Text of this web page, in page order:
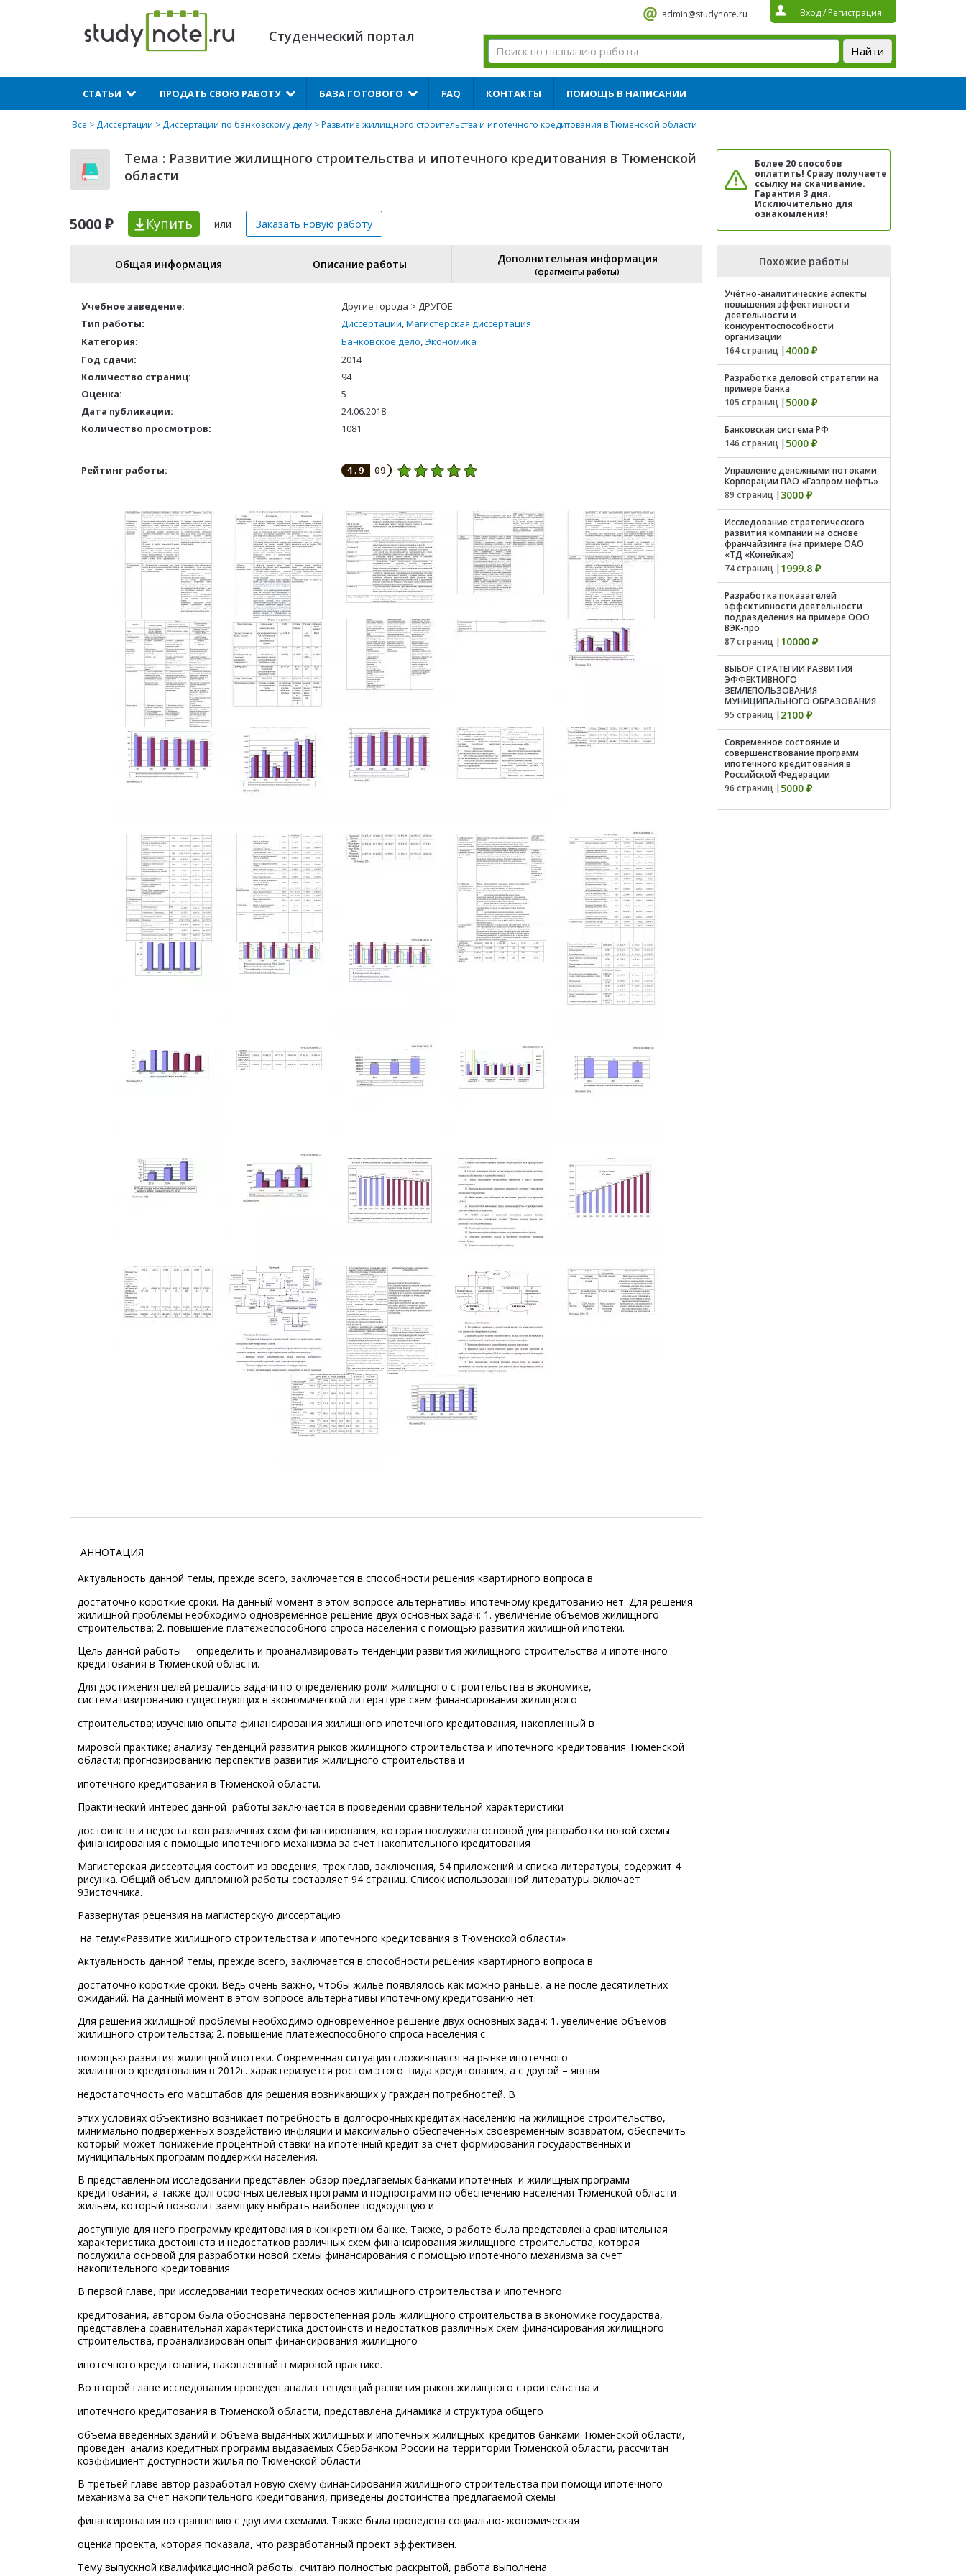
Студенческий портал
admin@studynote.ru Вход/ Регистрация
СТАТЬИ ПРОДАТЬ СВОЮ РАБОТУ БАЗА ГОТОВОГО FAQ КОНТАКТЫ ПОМОЩЬ В НАПИСАНИИ
Все > Диссертации > Диссертации по банковскому делу > Развитие жилищного строительства и ипотечного кредитования в Тюменской области
Тема : Развитие жилищного строительства и ипотечного кредитования в Тюменской
области
5000 ₽ Купить или Заказать новую работу
Более 20 способов
оплатить! Сразу получаете
ссылку на скачивание.
Гарантия 3 дня.
Исключительно для
ознакомления!
Общая информация Описание работы Дополнительная информация
(фрагменты работы)
Учебное заведение:
Другие города > ДРУГОЕ
Тип работы:
Диссертации,Магистерская диссертация
Категория:
Банковское дело,Экономика
Год сдачи:
2014
Количество страниц:
94
Оценка:
5
Дата публикации:
24.06.2018
Количество просмотров:
1081
Рейтинг работы: 4.9 09
АННОТАЦИЯ
Актуальность данной темы, прежде всего, заключается в способности решения квартирного вопроса в
достаточно короткие сроки. На данный момент в этом вопросе альтернативы ипотечному кредитованию нет. Для решения
жилищной проблемы необходимо одновременное решение двух основных задач: 1. увеличение объемов жилищного
строительства; 2. повышение платежеспособного спроса населения с помощью развития жилищной ипотеки.
Цель данной работы - определить и проанализировать тенденции развития жилищного строительства и ипотечного
кредитования в Тюменской области.
Для достижения целей решались задачи по определению роли жилищного строительства в экономике,
систематизированию существующих в экономической литературе схем финансирования жилищного
строительства; изучению опыта финансирования жилищного ипотечного кредитования, накопленный в
мировой практике; анализу тенденций развития рыков жилищного строительства и ипотечного кредитования Тюменской
области; прогнозированию перспектив развития жилищного строительства и
ипотечного кредитования в Тюменской области.
Практический интерес данной работы заключается в проведении сравнительной характеристики
достоинств и недостатков различных схем финансирования, которая послужила основой для разработки новой схемы
финансирования с помощью ипотечного механизма за счет накопительного кредитования
Магистерская диссертация состоит из введения, трех глав, заключения, 54 приложений и списка литературы; содержит 4
рисунка. Общий объем дипломной работы составляет 94 страниц. Список использованной литературы включает
93источника.
Развернутая рецензия на магистерскую диссертацию
на тему:«Развитие жилищного строительства и ипотечного кредитования в Тюменской области»
Актуальность данной темы, прежде всего, заключается в способности решения квартирного вопроса в
достаточно короткие сроки. Ведь очень важно, чтобы жилье появлялось как можно раньше, а не после десятилетних
ожиданий. На данный момент в этом вопросе альтернативы ипотечному кредитованию нет.
Для решения жилищной проблемы необходимо одновременное решение двух основных задач: 1. увеличение объемов
жилищного строительства; 2. повышение платежеспособного спроса населения с
помощью развития жилищной ипотеки. Современная ситуация сложившаяся на рынке ипотечного
жилищного кредитования в 2012г. характеризуется ростом этого вида кредитования, а с другой – явная
недостаточность его масштабов для решения возникающих у граждан потребностей. В
этих условиях объективно возникает потребность в долгосрочных кредитах населению на жилищное строительство,
минимально подверженных воздействию инфляции и максимально обеспеченных своевременным возвратом, обеспечить
который может понижение процентной ставки на ипотечный кредит за счет формирования государственных и
муниципальных программ поддержки населения.
В представленном исследовании представлен обзор предлагаемых банками ипотечных и жилищных программ
кредитования, а также долгосрочных целевых программ и подпрограмм по обеспечению населения Тюменской области
жильем, который позволит заемщику выбрать наиболее подходящую и
доступную для него программу кредитования в конкретном банке. Также, в работе была представлена сравнительная
характеристика достоинств и недостатков различных схем финансирования жилищного строительства, которая
послужила основой для разработки новой схемы финансирования с помощью ипотечного механизма за счет
накопительного кредитования
В первой главе, при исследовании теоретических основ жилищного строительства и ипотечного
кредитования, автором была обоснована первостепенная роль жилищного строительства в экономике государства,
представлена сравнительная характеристика достоинств и недостатков различных схем финансирования жилищного
строительства, проанализирован опыт финансирования жилищного
ипотечного кредитования, накопленный в мировой практике.
Во второй главе исследования проведен анализ тенденций развития рыков жилищного строительства и
ипотечного кредитования в Тюменской области, представлена динамика и структура общего
объема введенных зданий и объема выданных жилищных и ипотечных жилищных кредитов банками Тюменской области,
проведен анализ кредитных программ выдаваемых Сбербанком России на территории Тюменской области, рассчитан
коэффициент доступности жилья по Тюменской области.
В третьей главе автор разработал новую схему финансирования жилищного строительства при помощи ипотечного
механизма за счет накопительного кредитования, приведены достоинства предлагаемой схемы
финансирования по сравнению с другими схемами. Также была проведена социально-экономическая
оценка проекта, которая показала, что разработанный проект эффективен.
Тему выпускной квалификационной работы, считаю полностью раскрытой, работа выполнена
Похожие работы
Учётно-аналитические аспекты
повышения эффективности
деятельности и
конкурентоспособности
организации
164 страниц | 4000 ₽
Разработка деловой стратегии на
примере банка
105 страниц | 5000 ₽
Банковская система РФ
146 страниц | 5000 ₽
Управление денежными потоками
Корпорации ПАО «Газпром нефть»
89 страниц | 3000 ₽
Исследование стратегического
развития компании на основе
франчайзинга (на примере ОАО
«ТД «Копейка»)
74 страниц | 1999.8 ₽
Разработка показателей
эффективности деятельности
подразделения на примере ООО
ВЭК-про
87 страниц | 10000 ₽
ВЫБОР СТРАТЕГИИ РАЗВИТИЯ
ЭФФЕКТИВНОГО
ЗЕМЛЕПОЛЬЗОВАНИЯ
МУНИЦИПАЛЬНОГО ОБРАЗОВАНИЯ
95 страниц | 2100 ₽
Современное состояние и
совершенствование программ
ипотечного кредитования в
Российской Федерации
96 страниц | 5000 ₽